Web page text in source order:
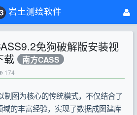
岩土测绘软件
免狗破解版安装视
载 南方CASS
174
制图为核心的传统模式，不仅结合了
的丰富经验，实现了数据成图建库